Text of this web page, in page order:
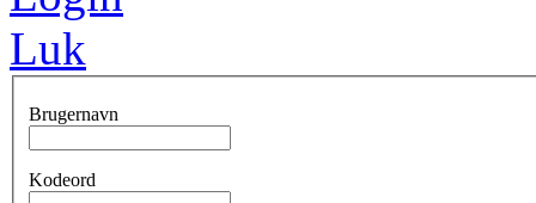
Luk
Brugernavn
Kodeord